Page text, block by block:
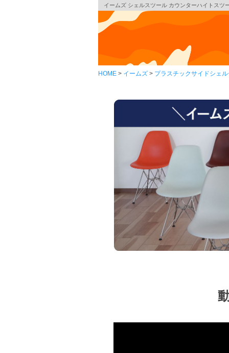
イームズ シェルスツール カウンターハイトスツ
HOME イームズ プラスチックサイドシェ